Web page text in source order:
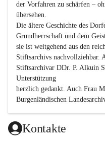
der Vorfahren zu schärfen –
übersehen.
Die ältere Geschichte des
Grundherrschaft und dem
sie ist weitgehend aus den
Stiftsarchivs nachvollziehbar.
Stiftsarchivar DDr. P. Alkuin
Unterstützung
herzlich gedankt. Auch Frau
Burgenländischen
Dank gilt den Textautoren
Redaktionsteam, für die gute
Kontakte